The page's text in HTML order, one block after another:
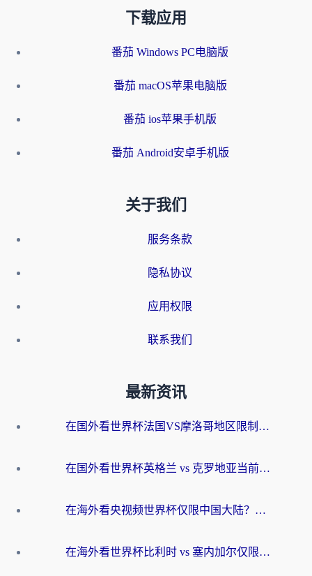
下载应用
番茄 Windows PC电脑版
番茄 macOS苹果电脑版
番茄 ios苹果手机版
番茄 Android安卓手机版
关于我们
服务条款
隐私协议
应用权限
联系我们
最新资讯
在国外看世界杯法国VS摩洛哥地区限制？这篇指南让你流畅看中文解说无压力
在国外看世界杯英格兰 vs 克罗地亚当前地区不可播放？这篇指南帮你搞定所有海外观赛难题
在海外看央视频世界杯仅限中国大陆？这篇指南帮你解锁中文解说+无卡顿直播
在海外看世界杯比利时 vs 塞内加尔仅限中国大陆？我找到了最流畅的中文解说之路